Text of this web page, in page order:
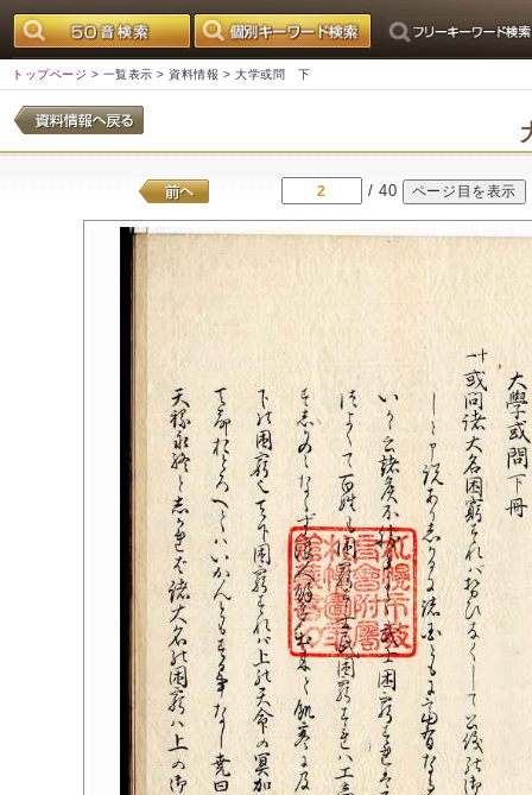
トップページ > 一覧表示 > 資料情報 > 大学或問 下
/ 40